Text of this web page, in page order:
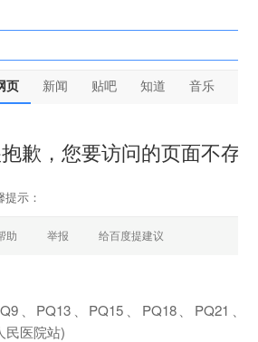
、PQ13、PQ15、PQ18、PQ21、
民医院站)